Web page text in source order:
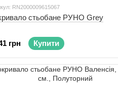
RN2000009615067
стьобане РУНО Grey
грн Купити